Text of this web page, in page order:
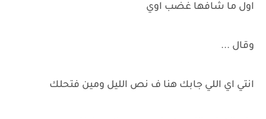
اول ما شافها غضب اوي
وقال ...
انتي اي اللي جابك هنا ف نص الليل ومين فتحلك